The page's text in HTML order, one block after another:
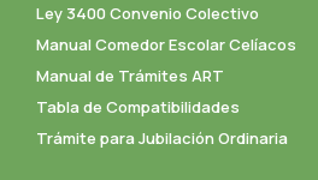
Ley 3400 Convenio Colectivo
Manual Comedor Escolar Celíacos
Manual de Trámites ART
Tabla de Compatibilidades
Trámite para Jubilación Ordinaria